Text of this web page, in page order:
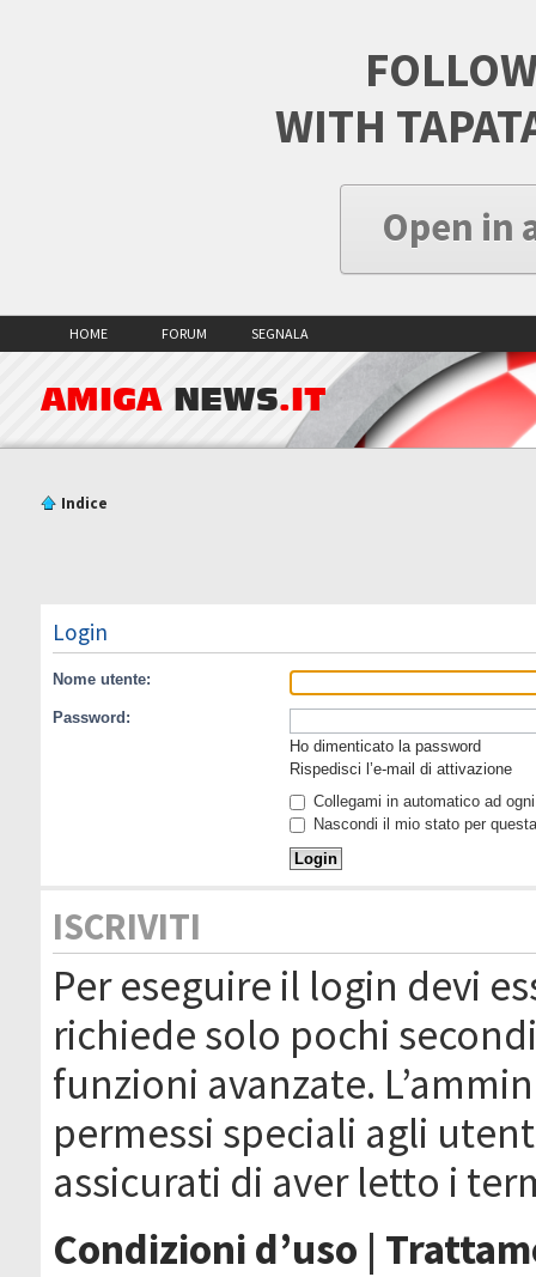
WITH
Open in
HOME FORUM SEGNALA
AMIGA NEWS.IT
Indice
Login
Nome utente:
Password:
Ho dimenticato la password
Rispedisci l’e-mail di attivazione
Collegami in automatico ad
Nascondi il mio stato per
ISCRIVITI
Per eseguire il login devi
richiede solo pochi
funzioni avanzate.
permessi speciali agli
assicurati di aver letto i
Condizioni d’uso |